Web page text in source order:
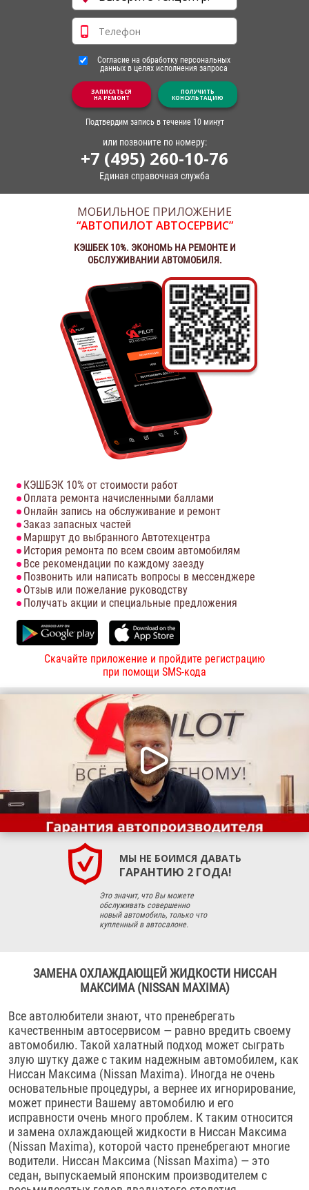
Согласие на обработку персональных
данных в целях исполнения запроса
ЗАПИСАТЬСЯ
НА РЕМОНТ
ПОЛУЧИТЬ
КОНСУЛЬТАЦИЮ
Подтвердим запись в течение 10 минут
или позвоните по номеру:
+7 (495) 260-10-76
Единая справочная служба
МОБИЛЬНОЕ ПРИЛОЖЕНИЕ
“АВТОПИЛОТ АВТОСЕРВИС”
КЭШБЕК 10%. ЭКОНОМЬ НА РЕМОНТЕ И
ОБСЛУЖИВАНИИ АВТОМОБИЛЯ.
КЭШБЭК 10% от стоимости работ
Оплата ремонта начисленными баллами
Онлайн запись на обслуживание и ремонт
Заказ запасных частей
Маршрут до выбранного Автотехцентра
История ремонта по всем своим автомобилям
Все рекомендации по каждому заезду
Позвонить или написать вопросы в мессенджере
Отзыв или пожелание руководству
Получать акции и специальные предложения
Скачайте приложение и пройдите регистрацию
при помощи SMS-кода
МЫ НЕ БОИМСЯ ДАВАТЬ
ГАРАНТИЮ 2 ГОДА!
Это значит, что Вы можете
обслуживать совершенно
новый автомобиль, только что
купленный в автосалоне.
ЗАМЕНА ОХЛАЖДАЮЩЕЙ ЖИДКОСТИ НИССАН
МАКСИМА (NISSAN MAXIMA)
Все автолюбители знают, что пренебрегать
качественным автосервисом — равно вредить своему
автомобилю. Такой халатный подход может сыграть
злую шутку даже с таким надежным автомобилем, как
Ниссан Максима (Nissan Maxima). Иногда не очень
основательные процедуры, а вернее их игнорирование,
может принести Вашему автомобилю и его
исправности очень много проблем. К таким относится
и замена охлаждающей жидкости в Ниссан Максима
(Nissan Maxima), которой часто пренебрегают многие
водители. Ниссан Максима (Nissan Maxima) — это
седан, выпускаемый японским производителем с